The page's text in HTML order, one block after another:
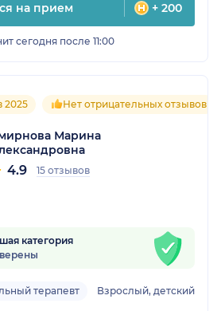
на прием + 200
сегодня после 11:00
2025 Нет отрицательных отзывов
Марина
4.9 15 отзывов
категория
терапевт Взрослый, детский